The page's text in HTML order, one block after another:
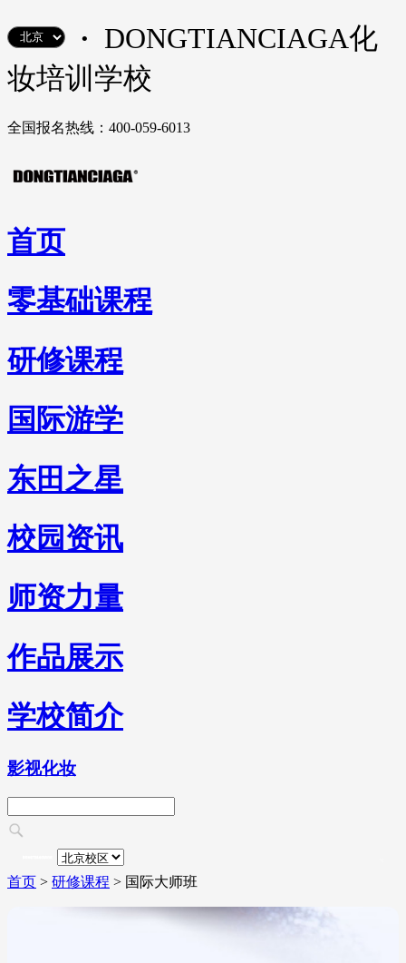
· DONGTIANCIAGA化
妆培训学校
全国报名热线：400-059-6013
首页
零基础课程
研修课程
国际游学
东田之星
校园资讯
师资力量
作品展示
学校简介
影视化妆
首页 > 研修课程 > 国际大师班